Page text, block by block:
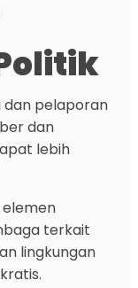
pelaporan
dan
lebih
terkait
lingkungan